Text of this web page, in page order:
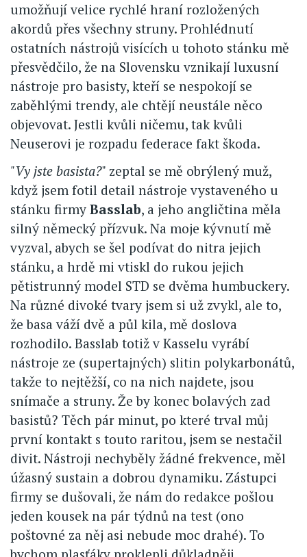
umožňují velice rychlé hraní rozložených
akordů přes všechny struny. Prohlédnutí
ostatních nástrojů visících u tohoto stánku mě
přesvědčilo, že na Slovensku vznikají luxusní
nástroje pro basisty, kteří se nespokojí se
zaběhlými trendy, ale chtějí neustále něco
objevovat. Jestli kvůli ničemu, tak kvůli
Neuserovi je rozpadu federace fakt škoda.
"Vy jste basista?" zeptal se mě obrýlený muž,
když jsem fotil detail nástroje vystaveného u
stánku firmy Basslab, a jeho angličtina měla
silný německý přízvuk. Na moje kývnutí mě
vyzval, abych se šel podívat do nitra jejich
stánku, a hrdě mi vtiskl do rukou jejich
pětistrunný model STD se dvěma humbuckery.
Na různé divoké tvary jsem si už zvykl, ale to,
že basa váží dvě a půl kila, mě doslova
rozhodilo. Basslab totiž v Kasselu vyrábí
nástroje ze (supertajných) slitin polykarbonátů,
takže to nejtěžší, co na nich najdete, jsou
snímače a struny. Že by konec bolavých zad
basistů? Těch pár minut, po které trval můj
první kontakt s touto raritou, jsem se nestačil
divit. Nástroji nechyběly žádné frekvence, měl
úžasný sustain a dobrou dynamiku. Zástupci
firmy se dušovali, že nám do redakce pošlou
jeden kousek na pár týdnů na test (ono
poštovné za něj asi nebude moc drahé). To